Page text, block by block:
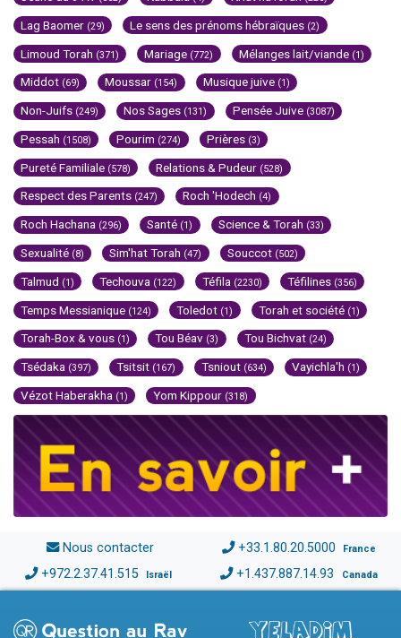
Lag Baomer (29) Le sens des prénoms hébraïques (2)
Limoud Torah (371) Mariage (772) Mélanges lait/viande (1)
Middot (69) Moussar (154) Musique juive (1)
Non-Juifs (249) Nos Sages (131) Pensée Juive (3087)
Pessah (1508) Pourim (274) Prières (3)
Pureté Familiale (578) Relations & Pudeur (528)
Respect des Parents (247) Roch 'Hodech (4)
Roch Hachana (296) Santé (1) Science & Torah (33)
Sexualité (8) Sim'hat Torah (47) Souccot (502)
Talmud (1) Techouva (122) Téfila (2230) Téfilines (356)
Temps Messianique (124) Toledot (1) Torah et société (1)
Torah-Box & vous (1) Tou Béav (3) Tou Bichvat (24)
Tsédaka (397) Tsitsit (167) Tsniout (634) Vayichla'h (1)
Vézot Haberakha (1) Yom Kippour (318)
Nous contacter +33.1.80.20.5000 France
+972.2.37.41.515 Israël +1.437.887.14.93 Canada